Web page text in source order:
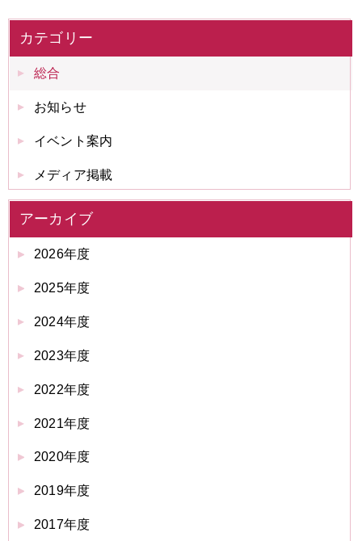
カテゴリー
総合
お知らせ
イベント案内
メディア掲載
アーカイブ
2026年度
2025年度
2024年度
2023年度
2022年度
2021年度
2020年度
2019年度
2017年度